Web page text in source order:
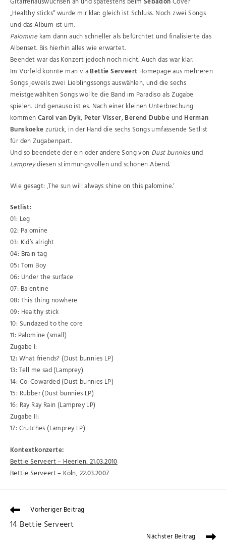
„Healthy sticks“ wurde mir klar: gleich ist Schluss. Noch zwei Songs
und das Album ist um.
Palominekam dann auch schneller als befürchtet und finalisierte das
Albenset. Bis hierhin alles wie erwartet.
Beendet war das Konzert jedoch noch nicht. Auch das war klar.
Im Vorfeld konnte man viaBettie Serveert Homepage aus mehreren
Songs jeweils zwei Lieblingssongs auswählen, und die sechs
meistgewählten Songs wollte die Band im Paradiso als Zugabe
spielen. Und genauso ist es. Nach einer kleinen Unterbrechung
kommenCarol van Dyk, Peter Visser,Berend Dubbe und Herman
Bunskoekezurück, in der Hand die sechs Songs umfassende Setlist
für den Zugabenpart.
Und so beendete der ein oder andere Song von Dust bunniesund
Lampreydiesen stimmungsvollen und schönen Abend.
Wie gesagt: ‚The sun will always shine on this palomine.‘
Setlist:
01: Leg
02: Palomine
03: Kid’s alright
04: Brain tag
05: Tom Boy
06: Under the surface
07: Balentine
08: This thing nowhere
09: Healthy stick
10: Sundazed to the core
11: Palomine (small)
Zugabe I:
12: What friends? (Dust bunnies LP)
13: Tell me sad (Lamprey)
14: Co-Cowarded (Dust bunnies LP)
15: Rubber (Dust bunnies LP)
16: Ray Ray Rain (Lamprey LP)
Zugabe II:
17: Crutches (Lamprey LP)
Kontextkonzerte:
Bettie Serveert – Heerlen, 21.03.2010
Bettie Serveert – Köln, 22.03.2007
Vorheriger Beitrag
14 Bettie Serveert
Nächster Beitrag